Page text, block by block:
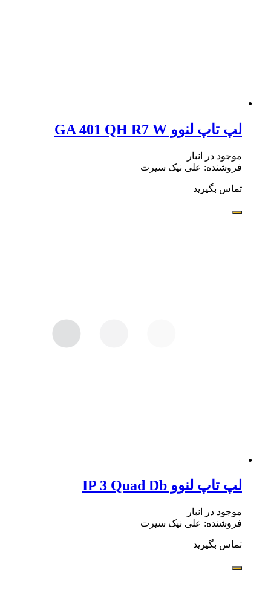
لپ تاپ لنوو GA 401 QH R7 W
موجود در انبار
فروشنده: علی نیک سیرت
تماس بگیرید
لپ تاپ لنوو IP 3 Quad Db
موجود در انبار
فروشنده: علی نیک سیرت
تماس بگیرید